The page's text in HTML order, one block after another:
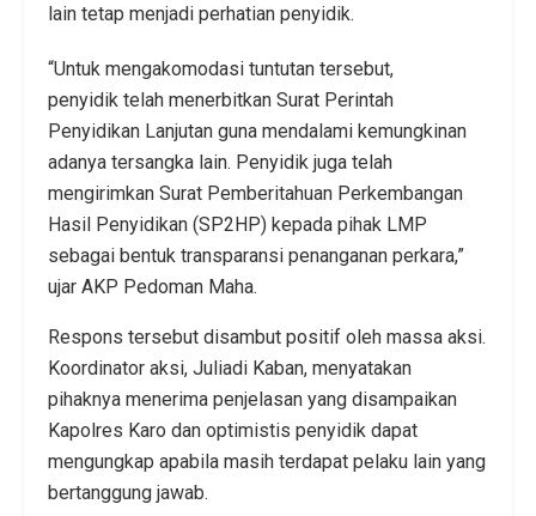
lain tetap menjadi perhatian penyidik.
“Untuk mengakomodasi tuntutan tersebut,
penyidik telah menerbitkan Surat Perintah
Penyidikan Lanjutan guna mendalami kemungkinan
adanya tersangka lain. Penyidik juga telah
mengirimkan Surat Pemberitahuan Perkembangan
Hasil Penyidikan (SP2HP) kepada pihak LMP
sebagai bentuk transparansi penanganan perkara,”
ujar AKP Pedoman Maha.
Respons tersebut disambut positif oleh massa aksi.
Koordinator aksi, Juliadi Kaban, menyatakan
pihaknya menerima penjelasan yang disampaikan
Kapolres Karo dan optimistis penyidik dapat
mengungkap apabila masih terdapat pelaku lain yang
bertanggung jawab.